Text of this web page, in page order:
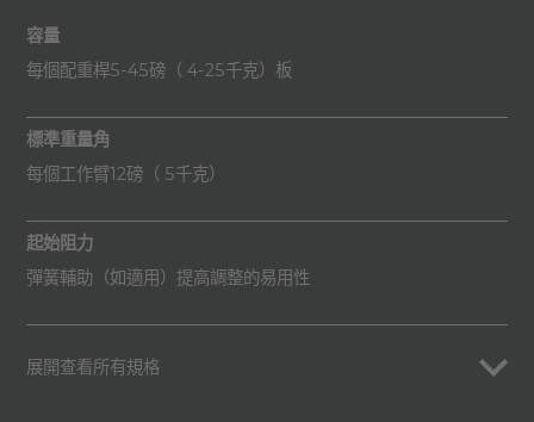
容量
每個配重桿5-45磅（ 4-25千克）板
標準重量角
每個工作臂12磅（ 5千克）
起始阻力
彈簧輔助（如適用）提高調整的易用性
展開查看所有規格